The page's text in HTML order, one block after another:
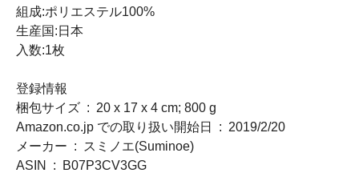
組成:ポリエステル100%
生産国:日本
入数:1枚
登録情報
梱包サイズ ‏ : ‎ 20 x 17 x 4 cm; 800 g
Amazon.co.jp での取り扱い開始日 ‏ : ‎ 2019/2/20
メーカー ‏ : ‎ スミノエ(Suminoe)
ASIN ‏ : ‎ B07P3CV3GG